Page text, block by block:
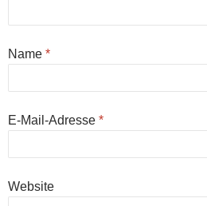
Name *
E-Mail-Adresse *
Website